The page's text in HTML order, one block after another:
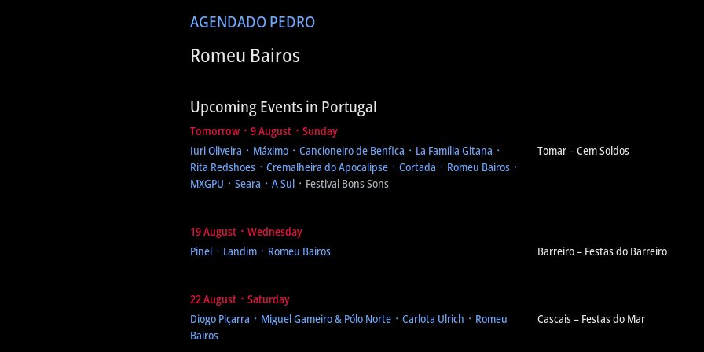
AGENDADO PEDRO
Romeu Bairos
Upcoming Events in Portugal
Tomorrow ᛫ 9 August ᛫ Sunday
Iuri Oliveira ᛫ Máximo ᛫ Cancioneiro de Benfica ᛫ La Família Gitana ᛫
Rita Redshoes ᛫ Cremalheira do Apocalipse ᛫ Cortada ᛫ Romeu Bairos ᛫
MXGPU ᛫ Seara ᛫ A Sul ᛫ Festival Bons Sons
Tomar – Cem Soldos
19 August ᛫ Wednesday
Pinel ᛫ Landim ᛫ Romeu Bairos
Barreiro – Festas do Barreiro
22 August ᛫ Saturday
Diogo Piçarra ᛫ Miguel Gameiro & Pólo Norte ᛫ Carlota Ulrich ᛫ Romeu
Bairos
Cascais – Festas do Mar